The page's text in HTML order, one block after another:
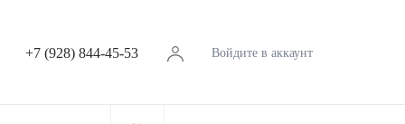
+7 (928) 844-45-53 Войдите в аккаунт